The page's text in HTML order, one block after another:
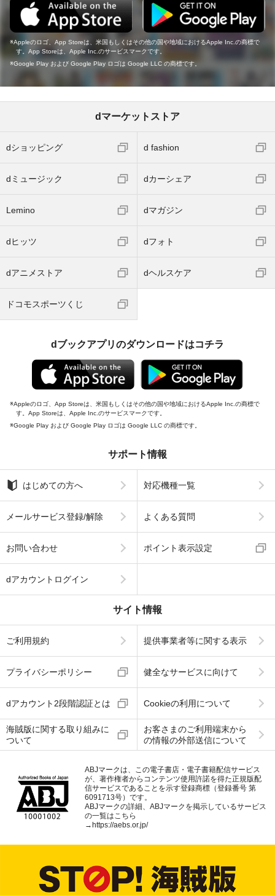
Appleのロゴ、App Storeは、米国もしくはその他の国や地域におけるApple Inc.の商標で
す。App Storeは、Apple Inc.のサービスマークです。
Google Play および Google Play ロゴは Google LLC の商標です。
dマーケットストア
dショッピング d fashion
dミュージック dカーシェア
Lemino dマガジン
dヒッツ dフォト
dアニメストア dヘルスケア
ドコモスポーツくじ
dブックアプリのダウンロードはコチラ
Appleのロゴ、App Storeは、米国もしくはその他の国や地域におけるApple Inc.の商標で
す。App Storeは、Apple Inc.のサービスマークです。
Google Play および Google Play ロゴは Google LLC の商標です。
サポート情報
はじめての方へ 対応機種一覧
メールサービス登録/解除 よくある質問
お問い合わせ ポイント表示設定
dアカウントログイン
サイト情報
ご利用規約 提供事業者等に関する表示
プライバシーポリシー 健全なサービスに向けて
dアカウント2段階認証とは Cookieの利用について
海賊版に関する取り組みに
ついて
お客さまのご利用端末から
の情報の外部送信について
ABJマークは、この電子書店・電子書籍配信サービス
が、著作権者からコンテンツ使用許諾を得た正規版配
信サービスであることを示す登録商標（登録番号 第
6091713号）です。
ABJマークの詳細、ABJマークを掲示しているサービス
の一覧はこちら
→ https://aebs.or.jp/